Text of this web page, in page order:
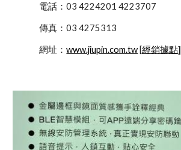
            電話：03 4224201 4223707
            傳真：03 4275313
            網址：
www.jiupin.com.tw [經銷據點]